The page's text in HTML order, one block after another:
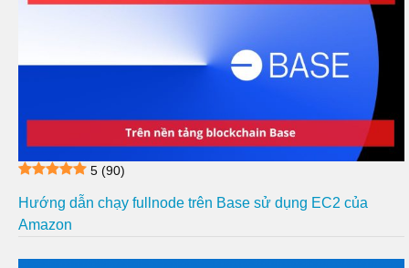
5 (90)
Hướng dẫn chạy fullnode trên Base sử dụng EC2 của
Amazon